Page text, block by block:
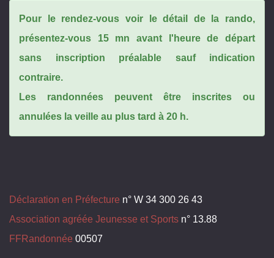
Pour le rendez-vous voir le détail de la rando,
présentez-vous 15 mn avant l'heure de départ
sans inscription préalable sauf indication
contraire.
Les randonnées peuvent être inscrites ou
annulées la veille au plus tard à 20 h.
Déclaration en Préfecture n° W 34 300 26 43
Association agréée Jeunesse et Sports n° 13.88
FFRandonnée 00507